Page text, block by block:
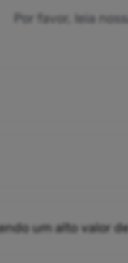
Por favor, leia
um alto valor